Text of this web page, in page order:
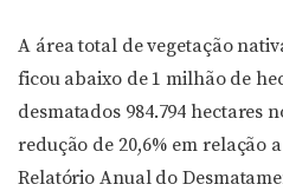
A área total de vegetação
ficou abaixo de 1 milhão de
desmatados 984.794 hectares
redução de 20,6% em relação
Relatório Anual do